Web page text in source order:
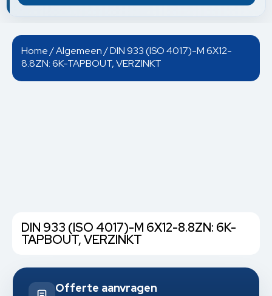
Home/Algemeen/ DIN 933 (ISO 4017)-M 6X12-
8.8ZN: 6K-TAPBOUT, VERZINKT
DIN 933 (ISO 4017)-M 6X12-8.8ZN: 6K-
TAPBOUT, VERZINKT
Offerte aanvragen